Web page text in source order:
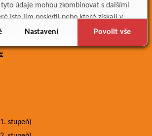
údaje mohou zkombinovat s dalšími
jste jim poskytli nebo které získali v
jejich služby.
Nastavení Povolit vše
stupeň)